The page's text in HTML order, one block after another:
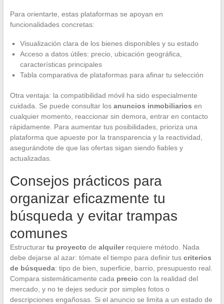
Para orientarte, estas plataformas se apoyan en
funcionalidades concretas:
Visualización clara de los bienes disponibles y su estado
Acceso a datos útiles: precio, ubicación geográfica,
características principales
Tabla comparativa de plataformas para afinar tu selección
Otra ventaja: la compatibilidad móvil ha sido especialmente
cuidada. Se puede consultar los anuncios inmobiliarios en
cualquier momento, reaccionar sin demora, entrar en contacto
rápidamente. Para aumentar tus posibilidades, prioriza una
plataforma que apueste por la transparencia y la reactividad,
asegurándote de que las ofertas sigan siendo fiables y
actualizadas.
Consejos prácticos para
organizar eficazmente tu
búsqueda y evitar trampas
comunes
Estructurar tu proyecto de alquilerrequiere método. Nada
debe dejarse al azar: tómate el tiempo para definir tus criterios
de búsqueda: tipo de bien, superficie, barrio, presupuesto real.
Compara sistemáticamente cada precio con la realidad del
mercado, y no te dejes seducir por simples fotos o
descripciones engañosas. Si el anuncio se limita a un estado de